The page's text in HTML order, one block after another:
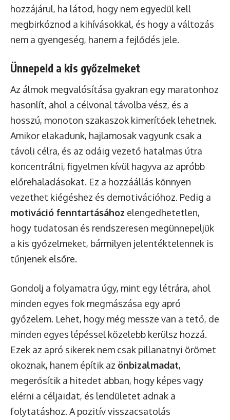
hozzájárul, ha látod, hogy nem egyedül kell
megbirkóznod a kihívásokkal, és hogy a változás
nem a gyengeség, hanem a fejlődés jele.
Ünnepeld a kis győzelmeket
Az álmok megvalósítása gyakran egy maratonhoz
hasonlít, ahol a célvonal távolba vész, és a
hosszú, monoton szakaszok kimerítőek lehetnek.
Amikor elakadunk, hajlamosak vagyunk csak a
távoli célra, és az odáig vezető hatalmas útra
koncentrálni, figyelmen kívül hagyva az apróbb
előrehaladásokat. Ez a hozzáállás könnyen
vezethet kiégéshez és demotivációhoz. Pedig a
motiváció fenntartásához elengedhetetlen,
hogy tudatosan és rendszeresen megünnepeljük
a kis győzelmeket, bármilyen jelentéktelennek is
tűnjenek elsőre.
Gondolj a folyamatra úgy, mint egy létrára, ahol
minden egyes fok megmászása egy apró
győzelem. Lehet, hogy még messze van a tető, de
minden egyes lépéssel közelebb kerülsz hozzá.
Ezek az apró sikerek nem csak pillanatnyi örömet
okoznak, hanem építik az önbizalmadat,
megerősítik a hitedet abban, hogy képes vagy
elérni a céljaidat, és lendületet adnak a
folytatáshoz. A pozitív visszacsatolás